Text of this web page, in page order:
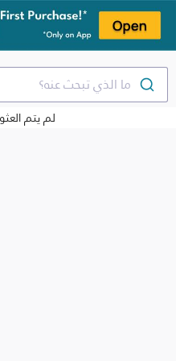
ما الذي تبحث عنه؟
لم يتم